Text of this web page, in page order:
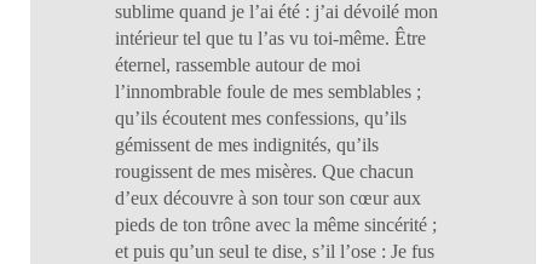
sublime quand je l’ai été : j’ai dévoilé mon
intérieur tel que tu l’as vu toi-même. Être
éternel, rassemble autour de moi
l’innombrable foule de mes semblables ;
qu’ils écoutent mes confessions, qu’ils
gémissent de mes indignités, qu’ils
rougissent de mes misères. Que chacun
d’eux découvre à son tour son cœur aux
pieds de ton trône avec la même sincérité ;
et puis qu’un seul te dise, s’il l’ose : Je fus